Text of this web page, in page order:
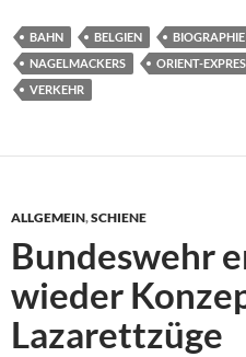
BAHN BELGIEN BIOGRAPHIE
NAGELMACKERS
ORIENT-
VERKEHR
ALLGEMEIN,SCHIENE
Bundeswehr
wieder
Lazarettzüge